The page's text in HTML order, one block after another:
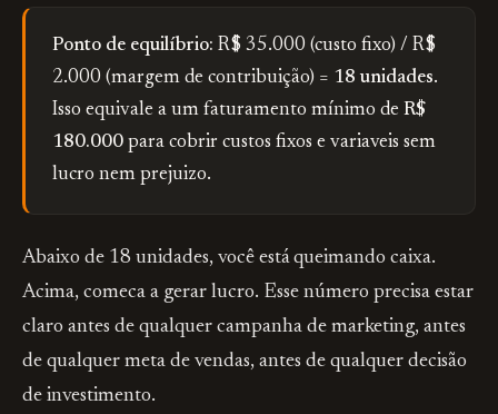
Ponto de equilíbrio: R$ 35.000 (custo fixo) / R$
2.000 (margem de contribuição) = 18 unidades.
Isso equivale a um faturamento mínimo de R$
180.000 para cobrir custos fixos e variaveis sem
lucro nem prejuizo.
Abaixo de 18 unidades, você está queimando caixa.
Acima, comeca a gerar lucro. Esse número precisa estar
claro antes de qualquer campanha de marketing, antes
de qualquer meta de vendas, antes de qualquer decisão
de investimento.